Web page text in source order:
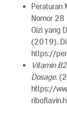
Peraturan
Nomor 28
Gizi yang
(2019).
https://
Vitamin
Dosage.
https://